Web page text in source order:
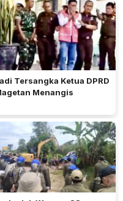
Tersangka Ketua DPRD
Menangis